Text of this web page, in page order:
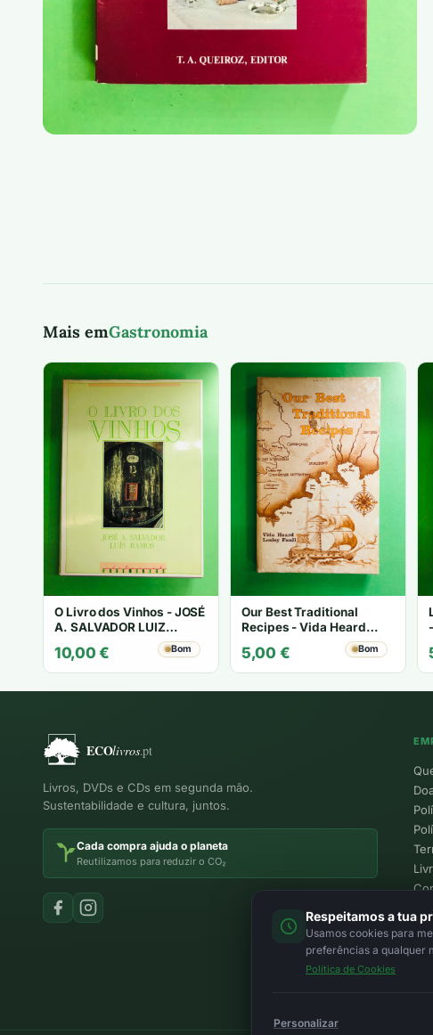
Mais emGastronomia
O Livro dos Vinhos - JOSÉ
A. SALVADOR LUIZ
10,00€ Bom
Our Best Traditional
Recipes - Vida Heard
5,00 € Bom
Livros, DVDs e CDs em segunda mão.
Sustentabilidade e cultura, juntos.
Cada compra ajuda o planeta
Reutilizamos para reduzir o CO₂
Respeitamos a tua
Usamos cookies para
preferências a qualquer
Política de Cookies
Personalizar